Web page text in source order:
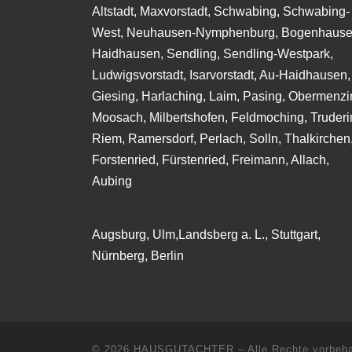
Altstadt, Maxvorstadt, Schwabing, Schwabing-
West, Neuhausen-Nymphenburg,
Haidhausen, Sendling, Sendling-Westpark,
Ludwigsvorstadt, Isarvorstadt, Au-Haidhausen,
Giesing, Harlaching, Laim, Pasing,
Moosach, Milbertshofen, Feldmoching,
Riem, Ramersdorf, Perlach, Solln, Thalkirchen,
Forstenried, Fürstenried, Freimann, Allach,
Aubing
Augsburg, Ulm,Landsberg a. L., Stuttgart,
Nürnberg, Berlin
© 2026 HAUSGUTACHTER – Alle Rechte